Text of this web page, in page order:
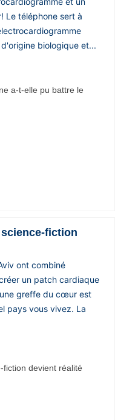
Le téléphone sert à
biologique et...
fiction
ont combiné
un patch cardiaque
une greffe du cœur est
pays vous vivez. La